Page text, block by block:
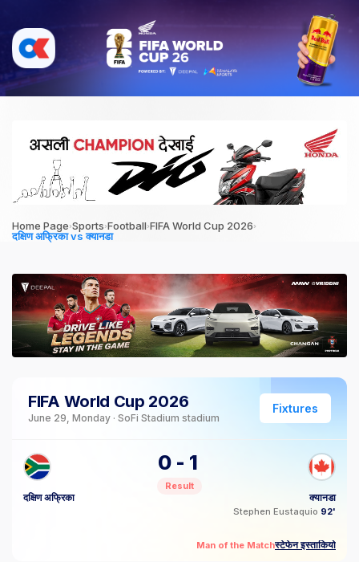
Home Page›Sports›Football›FIFA World Cup 2026›
दक्षिण अफ्रिका vs क्यानडा
FIFA World Cup 2026
June 29, Monday · SoFi Stadium stadium
Fixtures
दक्षिण अफ्रिका
0 - 1
Result
क्यानडा
Stephen Eustaquio 92'
Man of the Matchस्टेफेन इस्ताकियो